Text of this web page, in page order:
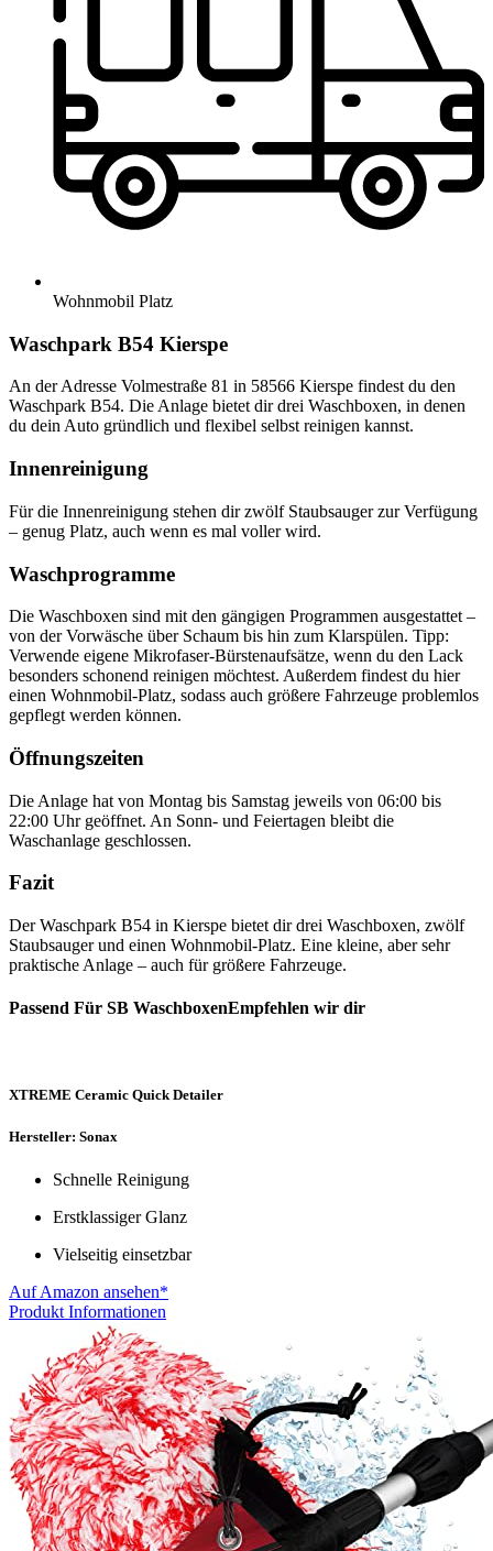
Wohnmobil Platz
Waschpark B54 Kierspe
An der Adresse Volmestraße 81 in 58566 Kierspe findest du den
Waschpark B54. Die Anlage bietet dir drei Waschboxen, in denen
du dein Auto gründlich und flexibel selbst reinigen kannst.
Innenreinigung
Für die Innenreinigung stehen dir zwölf Staubsauger zur Verfügung
– genug Platz, auch wenn es mal voller wird.
Waschprogramme
Die Waschboxen sind mit den gängigen Programmen ausgestattet –
von der Vorwäsche über Schaum bis hin zum Klarspülen. Tipp:
Verwende eigene Mikrofaser-Bürstenaufsätze, wenn du den Lack
besonders schonend reinigen möchtest. Außerdem findest du hier
einen Wohnmobil-Platz, sodass auch größere Fahrzeuge problemlos
gepflegt werden können.
Öffnungszeiten
Die Anlage hat von Montag bis Samstag jeweils von 06:00 bis
22:00 Uhr geöffnet. An Sonn- und Feiertagen bleibt die
Waschanlage geschlossen.
Fazit
Der Waschpark B54 in Kierspe bietet dir drei Waschboxen, zwölf
Staubsauger und einen Wohnmobil-Platz. Eine kleine, aber sehr
praktische Anlage – auch für größere Fahrzeuge.
Passend Für SB WaschboxenEmpfehlen wir dir
XTREME Ceramic Quick Detailer
Hersteller: Sonax
Schnelle Reinigung
Erstklassiger Glanz
Vielseitig einsetzbar
Auf Amazon ansehen*
Produkt Informationen